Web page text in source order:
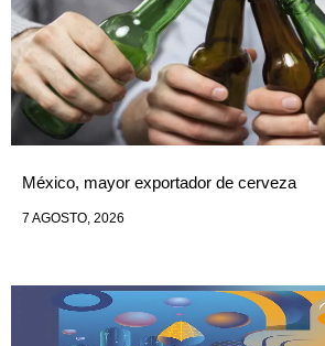
México, mayor exportador de cerveza
7 AGOSTO, 2026